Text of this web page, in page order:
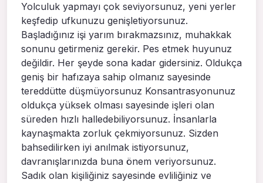
Yolculuk yapmayı çok seviyorsunuz, yeni yerler
keşfedip ufkunuzu genişletiyorsunuz.
Başladığınız işi yarım bırakmazsınız, muhakkak
sonunu getirmeniz gerekir. Pes etmek huyunuz
değildir. Her şeyde sona kadar gidersiniz. Oldukça
geniş bir hafızaya sahip olmanız sayesinde
tereddütte düşmüyorsunuz Konsantrasyonunuz
oldukça yüksek olması sayesinde işleri olan
süreden hızlı halledebiliyorsunuz. İnsanlarla
kaynaşmakta zorluk çekmiyorsunuz. Sizden
bahsedilirken iyi anılmak istiyorsunuz,
davranışlarınızda buna önem veriyorsunuz.
Sadık olan kişiliğiniz sayesinde evliliğiniz ve